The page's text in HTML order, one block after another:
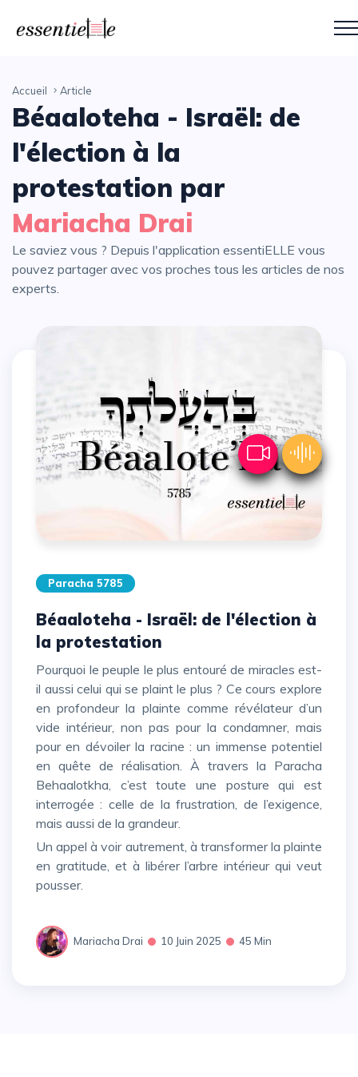
Accueil Article
Béaaloteha - Israël: de
l'élection à la
protestation par
Mariacha Drai
Le saviez vous ? Depuis l'application essentiELLE vous
pouvez partager avec vos proches tous les articles de nos
experts.
Paracha 5785
Béaaloteha - Israël: de l'élection à
la protestation
Pourquoi le peuple le plus entouré de miracles est-
il aussi celui qui se plaint le plus ? Ce cours explore
en profondeur la plainte comme révélateur d’un
vide intérieur, non pas pour la condamner, mais
pour en dévoiler la racine : un immense potentiel
en quête de réalisation. À travers la Paracha
Behaalotkha, c’est toute une posture qui est
interrogée : celle de la frustration, de l’exigence,
mais aussi de la grandeur.
Un appel à voir autrement, à transformer la plainte
en gratitude, et à libérer l’arbre intérieur qui veut
pousser.
Mariacha Drai 10 Juin 2025 45 Min